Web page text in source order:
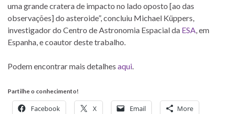
uma grande cratera de impacto no lado oposto [ao das
observações] do asteroide”, concluiu Michael Küppers,
investigador do Centro de Astronomia Espacial da ESA , em
Espanha, e coautor deste trabalho.
Podem encontrar mais detalhes aqui
Partilhe o conhecimento!
Facebook X Email More